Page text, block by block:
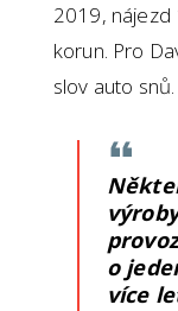
2019, nájezd
korun. Pro
slov auto snů.
o
více